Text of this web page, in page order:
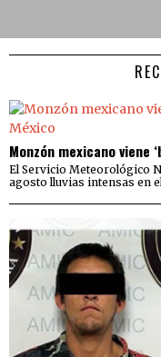
Monzón mexicano viene
El Servicio Meteorológico
agosto lluvias intensas en